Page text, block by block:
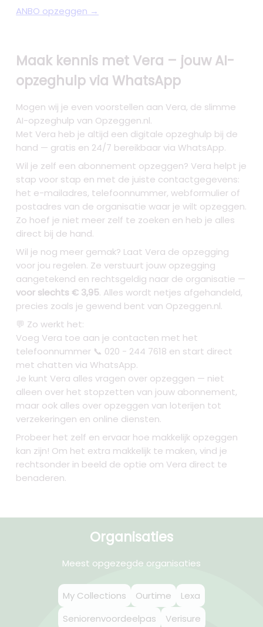
ANBO opzeggen →
Maak kennis met Vera – jouw AI-
opzeghulp via WhatsApp
Mogen wij je even voorstellen aan Vera, de slimme
AI-opzeghulp van Opzeggen.nl.
Met Vera heb je altijd een digitale opzeghulp bij de
hand — gratis en 24/7 bereikbaar via WhatsApp.
Wil je zelf een abonnement opzeggen? Vera helpt je
stap voor stap en met de juiste contactgegevens:
het e-mailadres, telefoonnummer, webformulier of
postadres van de organisatie waar je wilt opzeggen.
Zo hoef je niet meer zelf te zoeken en heb je alles
direct bij de hand.
Wil je nog meer gemak? Laat Vera de opzegging
voor jou regelen. Ze verstuurt jouw opzegging
aangetekend en rechtsgeldig naar de organisatie —
voor slechts € 3,95. Alles wordt netjes afgehandeld,
precies zoals je gewend bent van Opzeggen.nl.
💬 Zo werkt het:
Voeg Vera toe aan je contacten met het
telefoonnummer 📞 020 - 244 7618 en start direct
met chatten via WhatsApp.
Je kunt Vera alles vragen over opzeggen — niet
alleen over het stopzetten van jouw abonnement,
maar ook alles over opzeggen van loterijen tot
verzekeringen en online diensten.
Probeer het zelf en ervaar hoe makkelijk opzeggen
kan zijn! Om het extra makkelijk te maken, vind je
rechtsonder in beeld de optie om Vera direct te
benaderen.
Organisaties
Meest opgezegde organisaties
My Collections Ourtime
Lexa
Seniorenvoordeelpas
Verisure